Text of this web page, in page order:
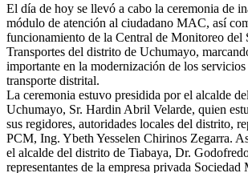
El día de hoy se llevó a cabo la ceremonia de
módulo de atención al ciudadano MAC, así
funcionamiento de la Central de Monitoreo del
Transportes del distrito de Uchumayo,
importante en la modernización de los
transporte distrital.
La ceremonia estuvo presidida por el alcalde
Uchumayo, Sr. Hardin Abril Velarde, quien
sus regidores, autoridades locales del distrito,
PCM, Ing. Ybeth Yesselen Chirinos Zegarra.
el alcalde del distrito de Tiabaya, Dr.
representantes de la empresa privada